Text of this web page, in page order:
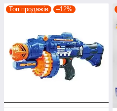
Топ продажів –12%